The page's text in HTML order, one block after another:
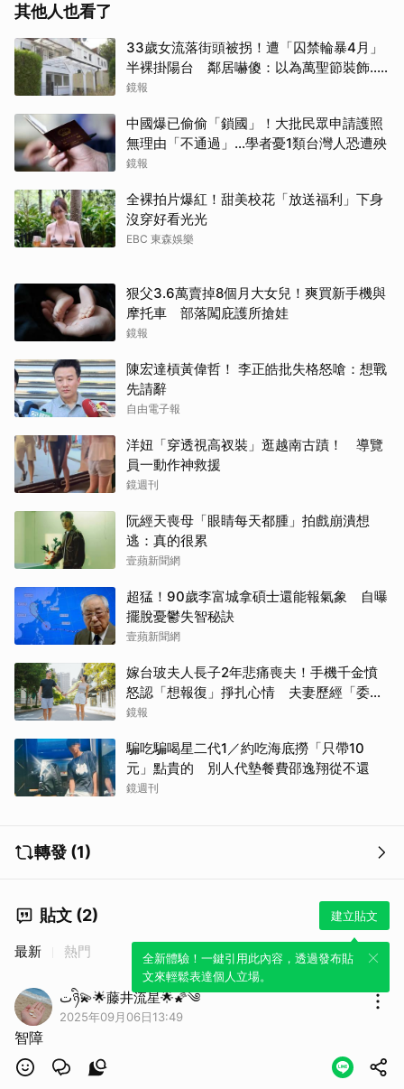
其他人也看了
33歲女流落街頭被拐！遭「囚禁輪暴4月」
半裸掛陽台 鄰居嚇傻：以為萬聖節裝飾...
主謀竟與妻小同住
鏡報
中國爆已偷偷「鎖國」！大批民眾申請護照
無理由「不通過」...學者憂1類台灣人恐遭殃
鏡報
全裸拍片爆紅！甜美校花「放送福利」下身
沒穿好看光光
EBC 東森娛樂
狠父3.6萬賣掉8個月大女兒！爽買新手機與
摩托車 部落闖庇護所搶娃
鏡報
陳宏達槓黃偉哲！ 李正皓批失格怒嗆：想戰
先請辭
自由電子報
洋妞「穿透視高衩裝」逛越南古蹟！ 導覽
員一動作神救援
鏡週刊
阮經天喪母「眼睛每天都腫」拍戲崩潰想
逃：真的很累
壹蘋新聞網
超猛！90歲李富城拿碩士還能報氣象 自曝
擺脫憂鬱失智秘訣
壹蘋新聞網
嫁台玻夫人長子2年悲痛喪夫！手機千金憤
怒認「想報復」掙扎心情 夫妻歷經「委屈
與不平」只能安靜
鏡報
騙吃騙喝星二代1／約吃海底撈「只帶10
元」點貴的 別人代墊餐費邵逸翔從不還
鏡週刊
轉發 (1)
貼文 (2) 建立貼文
全新體驗！一鍵引用此內容，透過發布貼
文來輕鬆表達個人立場。
最新 熱門
تཉི💫🌟藤井流星🌟🌠༄
2025年09月06日13:49
智障